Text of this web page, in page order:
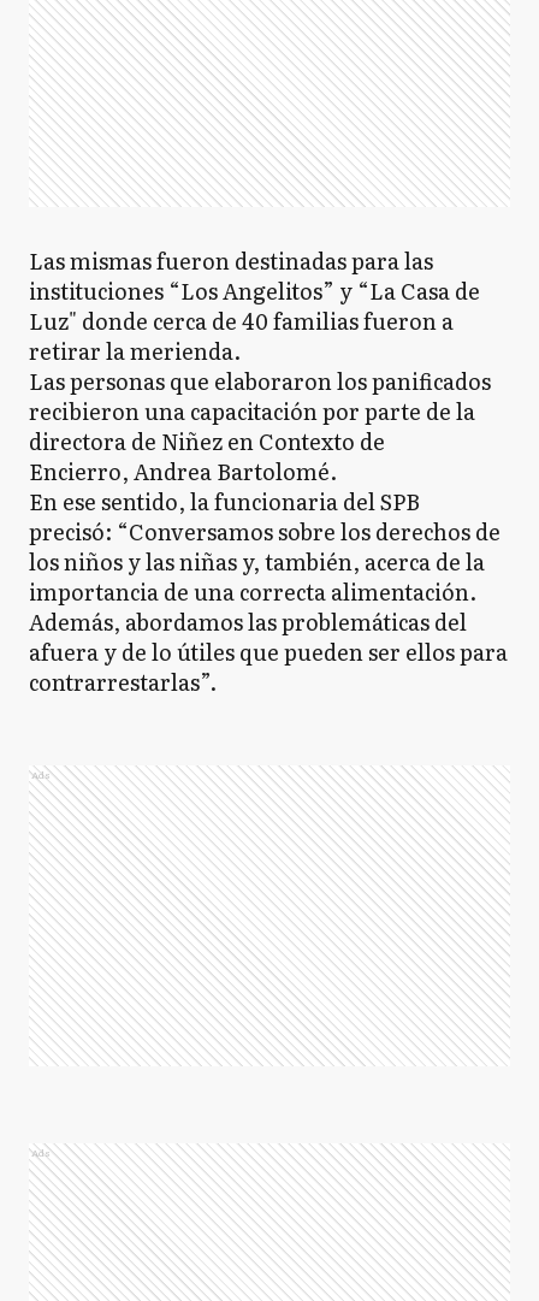
Las mismas fueron destinadas para las
instituciones “Los Angelitos” y “La Casa de
Luz" donde cerca de 40 familias fueron a
retirar la merienda.
Las personas que elaboraron los panificados
recibieron una capacitación por parte de la
directora de Niñez en Contexto de
Encierro, Andrea Bartolomé.
En ese sentido, la funcionaria del SPB
precisó: “Conversamos sobre los derechos de
los niños y las niñas y, también, acerca de la
importancia de una correcta alimentación.
Además, abordamos las problemáticas del
afuera y de lo útiles que pueden ser ellos para
contrarrestarlas”.
Ads
Ads